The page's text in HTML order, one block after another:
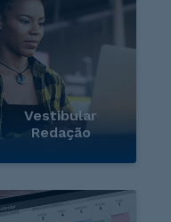
Vestibular
Redação